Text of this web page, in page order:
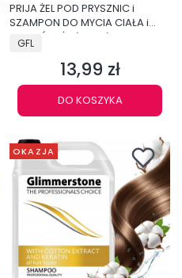
PRIJA ŻEL POD PRYSZNIC i
SZAMPON DO MYCIA CIAŁA i
WŁOSÓW Żeń-szeń 380ml
P400PR
GFL
Cena
13,99 zł
DO KOSZYKA
OKAZJA